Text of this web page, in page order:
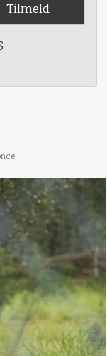
Tilmeld